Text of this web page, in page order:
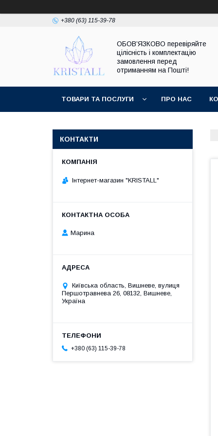
+380 (63) 115-39-78
ОБОВ’ЯЗКОВО перевіряйте
цілісність і комплектацію
замовлення перед
отриманням на Пошті!
ТОВАРИ ТА ПОСЛУГИ ПРО НАС
КОНТАКТИ
Інтернет-магазин "KRISTALL"
Марина
Київська область, Вишневе, вулиця
Першотравнева 26, 08132, Вишневе,
Україна
+380 (63) 115-39-78